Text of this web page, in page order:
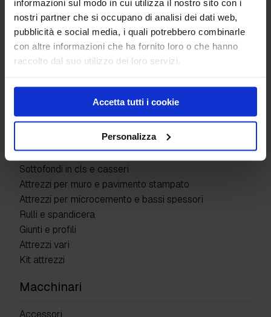
informazioni sul modo in cui utilizza il nostro sito con i
nostri partner che si occupano di analisi dei dati web,
pubblicità e social media, i quali potrebbero combinarle
con altre informazioni che ha fornito loro o che hanno
raccolto dal suo utilizzo dei loro servizi.
Accetta tutti i cookie
Personalizza
Superfici Decorative
Protettivi e resine
Detergenti e altro
Kit prodotti
Frattazzi e spatole
Tavole liscianti
Sottofondi in cls e casseri
Attrezzi per muro e pavimento stampato
Attrezzi per microcemento e bassi spessori
Rulli e spandicera
Giunti e profili
Attrezzi vari
Kit attrezzi
Macchinari
Accessori